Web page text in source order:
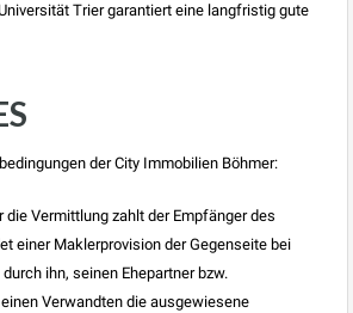
Trier garantiert eine langfristig gute
der City Immobilien Böhmer:
die Vermittlung zahlt der Empfänger des
einer Maklerprovision der Gegenseite bei
ihn, seinen Ehepartner bzw.
Verwandten die ausgewiesene